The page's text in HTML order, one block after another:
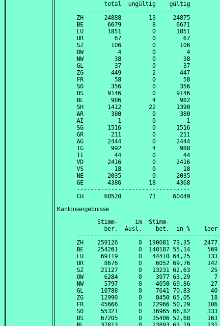
        total  ungültig    gültig
---------------------------------
ZH      24888        13     24875
BE       6679         8      6671
LU       1851         0      1851
UR         67         0        67
SZ        106         0       106
OW          4         0         4
NW         38         0        38
GL         37         0        37
ZG        449         2       447
FR         58         0        58
SO        356         0       356
BS       9146         0      9146
BL        986         4       982
SH       1412        22      1390
AR        380         0       380
AI          1         0         1
SG       1516         0      1516
GR        211         0       211
AG       2444         0      2444
TG        992         4       988
TI         44         0        44
VD       2416         0      2416
VS         18         0        18
NE       2035         0      2035
GE       4386        18      4368
---------------------------------
Kantonsergebnisse
Stimm-     im  Stimm-
ber.  Ausl.    bet.  in %
ZH    259126      0  190081 73,35
BE    254261      0  140187 55,14
LU     69119      0   44410 64,25
UR      8676      0    6052 69,76
SZ     21127      0   13231 62,63
OW      6284      0    3977 63,29
NW      5797      0    4050 69,86
GL     10788      0    7641 70,83
ZG     12990      0    8450 65,05
FR     45666      0   22966 50,29
SO     55321      0   36965 66,82
BS     67205      0   35406 52,68